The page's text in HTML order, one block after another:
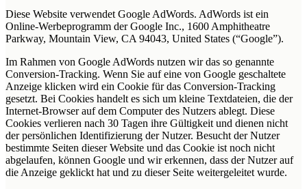
Diese Website verwendet Google AdWords. AdWords ist ein
Online-Werbeprogramm der Google Inc., 1600 Amphitheatre
Parkway, Mountain View, CA 94043, United States (“Google”).
Im Rahmen von Google AdWords nutzen wir das so genannte
Conversion-Tracking. Wenn Sie auf eine von Google geschaltete
Anzeige klicken wird ein Cookie für das Conversion-Tracking
gesetzt. Bei Cookies handelt es sich um kleine Textdateien, die der
Internet-Browser auf dem Computer des Nutzers ablegt. Diese
Cookies verlieren nach 30 Tagen ihre Gültigkeit und dienen nicht
der persönlichen Identifizierung der Nutzer. Besucht der Nutzer
bestimmte Seiten dieser Website und das Cookie ist noch nicht
abgelaufen, können Google und wir erkennen, dass der Nutzer auf
die Anzeige geklickt hat und zu dieser Seite weitergeleitet wurde.